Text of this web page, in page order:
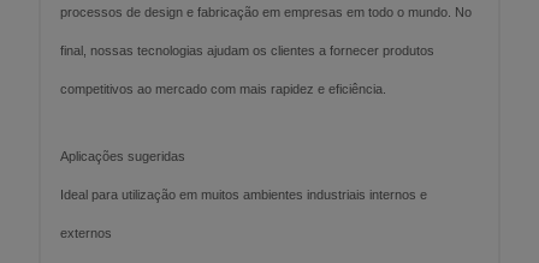
processos de design e fabricação em empresas em todo o mundo. No
final, nossas tecnologias ajudam os clientes a fornecer produtos
competitivos ao mercado com mais rapidez e eficiência.
Aplicações sugeridas
Ideal para utilização em muitos ambientes industriais internos e
externos